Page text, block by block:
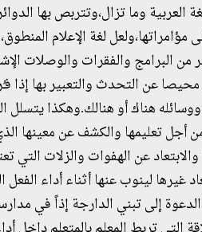
وما تزال،وتتربص بها
لغة الإعلام
البرامج والفقرات والوصلات
عن التحدث والتعبير بها إذا
هناك أو هنالك.وهكذا يتسلل
من أجل تعليمها والكشف عن معينها
عن الهفوات والزلات
لينوب عنها أثناء أداء الفعل
إلى تبني الدارجة إذاً في